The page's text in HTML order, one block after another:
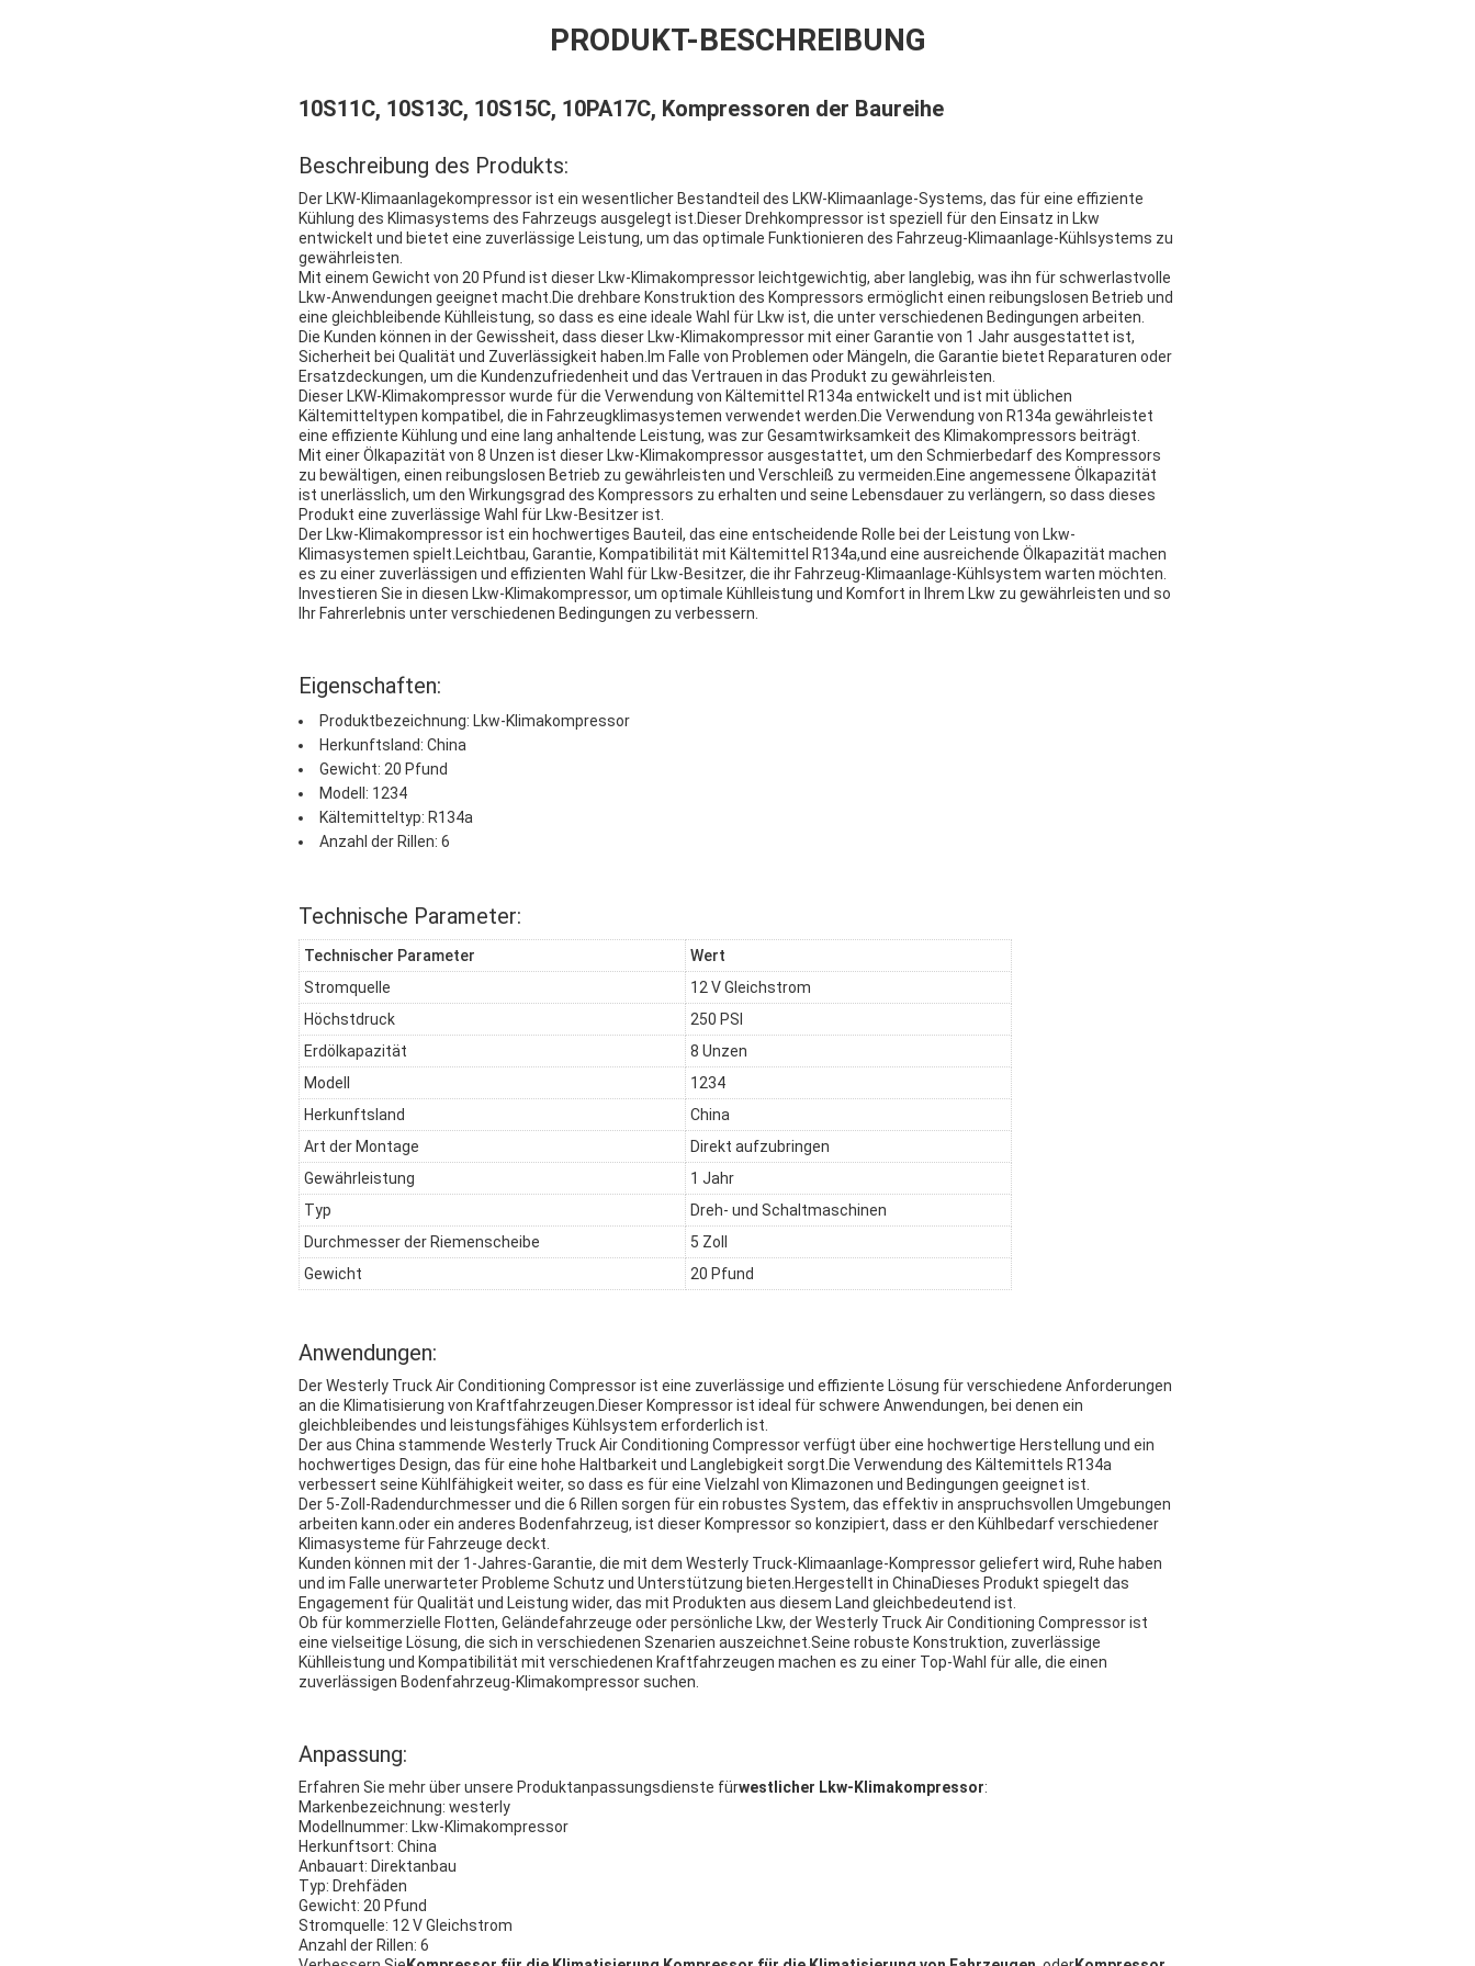
PRODUKT-BESCHREIBUNG
10S11C, 10S13C, 10S15C, 10PA17C, Kompressoren der Baureihe
Beschreibung des Produkts:
Der LKW-Klimaanlagekompressor ist ein wesentlicher Bestandteil des LKW-Klimaanlage-Systems, das für eine effiziente
Kühlung des Klimasystems des Fahrzeugs ausgelegt ist.Dieser Drehkompressor ist speziell für den Einsatz in Lkw
entwickelt und bietet eine zuverlässige Leistung, um das optimale Funktionieren des Fahrzeug-Klimaanlage-Kühlsystems zu
gewährleisten.
Mit einem Gewicht von 20 Pfund ist dieser Lkw-Klimakompressor leichtgewichtig, aber langlebig, was ihn für schwerlastvolle
Lkw-Anwendungen geeignet macht.Die drehbare Konstruktion des Kompressors ermöglicht einen reibungslosen Betrieb und
eine gleichbleibende Kühlleistung, so dass es eine ideale Wahl für Lkw ist, die unter verschiedenen Bedingungen arbeiten.
Die Kunden können in der Gewissheit, dass dieser Lkw-Klimakompressor mit einer Garantie von 1 Jahr ausgestattet ist,
Sicherheit bei Qualität und Zuverlässigkeit haben.Im Falle von Problemen oder Mängeln, die Garantie bietet Reparaturen oder
Ersatzdeckungen, um die Kundenzufriedenheit und das Vertrauen in das Produkt zu gewährleisten.
Dieser LKW-Klimakompressor wurde für die Verwendung von Kältemittel R134a entwickelt und ist mit üblichen
Kältemitteltypen kompatibel, die in Fahrzeugklimasystemen verwendet werden.Die Verwendung von R134a gewährleistet
eine effiziente Kühlung und eine lang anhaltende Leistung, was zur Gesamtwirksamkeit des Klimakompressors beiträgt.
Mit einer Ölkapazität von 8 Unzen ist dieser Lkw-Klimakompressor ausgestattet, um den Schmierbedarf des Kompressors
zu bewältigen, einen reibungslosen Betrieb zu gewährleisten und Verschleiß zu vermeiden.Eine angemessene Ölkapazität
ist unerlässlich, um den Wirkungsgrad des Kompressors zu erhalten und seine Lebensdauer zu verlängern, so dass dieses
Produkt eine zuverlässige Wahl für Lkw-Besitzer ist.
Der Lkw-Klimakompressor ist ein hochwertiges Bauteil, das eine entscheidende Rolle bei der Leistung von Lkw-
Klimasystemen spielt.Leichtbau, Garantie, Kompatibilität mit Kältemittel R134a,und eine ausreichende Ölkapazität machen
es zu einer zuverlässigen und effizienten Wahl für Lkw-Besitzer, die ihr Fahrzeug-Klimaanlage-Kühlsystem warten möchten.
Investieren Sie in diesen Lkw-Klimakompressor, um optimale Kühlleistung und Komfort in Ihrem Lkw zu gewährleisten und so
Ihr Fahrerlebnis unter verschiedenen Bedingungen zu verbessern.
Eigenschaften:
Produktbezeichnung: Lkw-Klimakompressor
Herkunftsland: China
Gewicht: 20 Pfund
Modell: 1234
Kältemitteltyp: R134a
Anzahl der Rillen: 6
Technische Parameter:
Technischer Parameter
Wert
Stromquelle
12 V Gleichstrom
Höchstdruck
250 PSI
Erdölkapazität
8 Unzen
Modell
1234
Herkunftsland
China
Art der Montage
Direkt aufzubringen
Gewährleistung
1 Jahr
Typ
Dreh- und Schaltmaschinen
Durchmesser der Riemenscheibe
5 Zoll
Gewicht
20 Pfund
Anwendungen:
Der Westerly Truck Air Conditioning Compressor ist eine zuverlässige und effiziente Lösung für verschiedene Anforderungen
an die Klimatisierung von Kraftfahrzeugen.Dieser Kompressor ist ideal für schwere Anwendungen, bei denen ein
gleichbleibendes und leistungsfähiges Kühlsystem erforderlich ist.
Der aus China stammende Westerly Truck Air Conditioning Compressor verfügt über eine hochwertige Herstellung und ein
hochwertiges Design, das für eine hohe Haltbarkeit und Langlebigkeit sorgt.Die Verwendung des Kältemittels R134a
verbessert seine Kühlfähigkeit weiter, so dass es für eine Vielzahl von Klimazonen und Bedingungen geeignet ist.
Der 5-Zoll-Radendurchmesser und die 6 Rillen sorgen für ein robustes System, das effektiv in anspruchsvollen Umgebungen
arbeiten kann.oder ein anderes Bodenfahrzeug, ist dieser Kompressor so konzipiert, dass er den Kühlbedarf verschiedener
Klimasysteme für Fahrzeuge deckt.
Kunden können mit der 1-Jahres-Garantie, die mit dem Westerly Truck-Klimaanlage-Kompressor geliefert wird, Ruhe haben
und im Falle unerwarteter Probleme Schutz und Unterstützung bieten.Hergestellt in ChinaDieses Produkt spiegelt das
Engagement für Qualität und Leistung wider, das mit Produkten aus diesem Land gleichbedeutend ist.
Ob für kommerzielle Flotten, Geländefahrzeuge oder persönliche Lkw, der Westerly Truck Air Conditioning Compressor ist
eine vielseitige Lösung, die sich in verschiedenen Szenarien auszeichnet.Seine robuste Konstruktion, zuverlässige
Kühlleistung und Kompatibilität mit verschiedenen Kraftfahrzeugen machen es zu einer Top-Wahl für alle, die einen
zuverlässigen Bodenfahrzeug-Klimakompressor suchen.
Anpassung:
Erfahren Sie mehr über unsere Produktanpassungsdienste fürwestlicher Lkw-Klimakompressor:
Markenbezeichnung: westerly
Modellnummer: Lkw-Klimakompressor
Herkunftsort: China
Anbauart: Direktanbau
Typ: Drehfäden
Gewicht: 20 Pfund
Stromquelle: 12 V Gleichstrom
Anzahl der Rillen: 6